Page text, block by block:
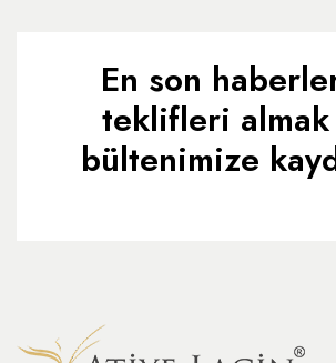
En son
teklifleri
bültenimize